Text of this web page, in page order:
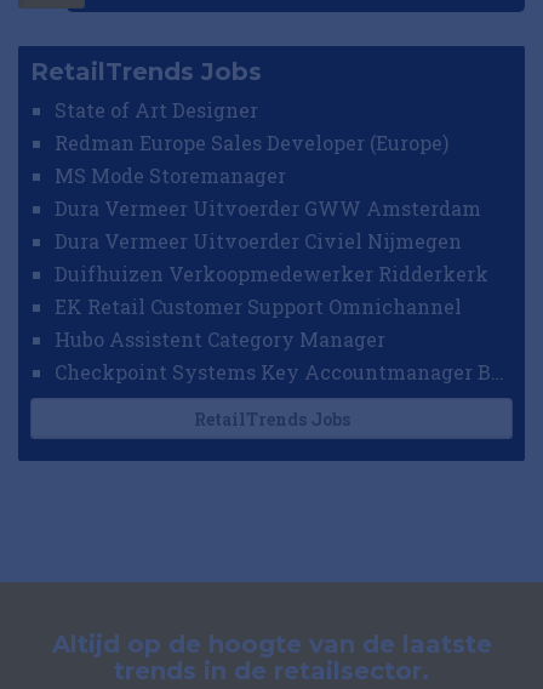
RetailTrends Jobs
State of Art Designer
Redman Europe Sales Developer (Europe)
MS Mode Storemanager
Dura Vermeer Uitvoerder GWW Amsterdam
Dura Vermeer Uitvoerder Civiel Nijmegen
Duifhuizen Verkoopmedewerker Ridderkerk
EK Retail Customer Support Omnichannel
Hubo Assistent Category Manager
RetailTrends Jobs
Altijd op de hoogte van de laatste
trends in de retailsector.